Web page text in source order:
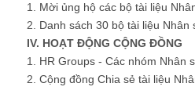
1. Mời ủng hộ các bộ tài liệu
2. Danh sách 30 bộ tài liệu Nhân
IV. HOẠT ĐỘNG CỘNG ĐỒNG
1. HR Groups - Các nhóm Nhân
2. Cộng đồng Chia sẻ tài liệu